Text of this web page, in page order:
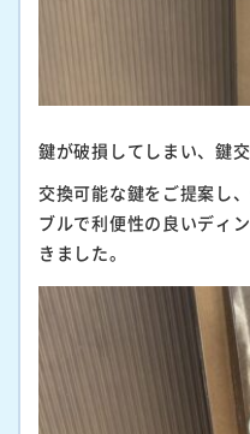
鍵が破損してしまい、鍵
交換可能な鍵をご提案し
ブルで利便性の良いディ
きました。